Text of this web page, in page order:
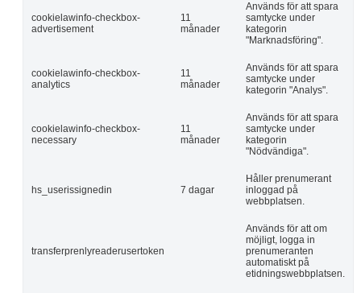
cookielawinfo-checkbox-
advertisement
11
månader
Används för att spara
samtycke under
kategorin
"Marknadsföring".
cookielawinfo-checkbox-
analytics
11
månader
Används för att spara
samtycke under
kategorin "Analys".
cookielawinfo-checkbox-
necessary
11
månader
Används för att spara
samtycke under
kategorin
"Nödvändiga".
hs_userissignedin 7 dagar
Håller prenumerant
inloggad på
webbplatsen.
transferprenlyreaderusertoken
Används för att om
möjligt, logga in
prenumeranten
automatiskt på
etidningswebbplatsen.